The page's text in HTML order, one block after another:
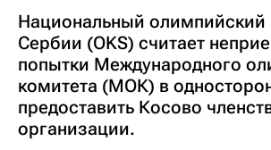
Национальный олимпийский
Сербии (OKS) считает
попытки Международного
комитета (МОК) в
предоставить Косово
организации.